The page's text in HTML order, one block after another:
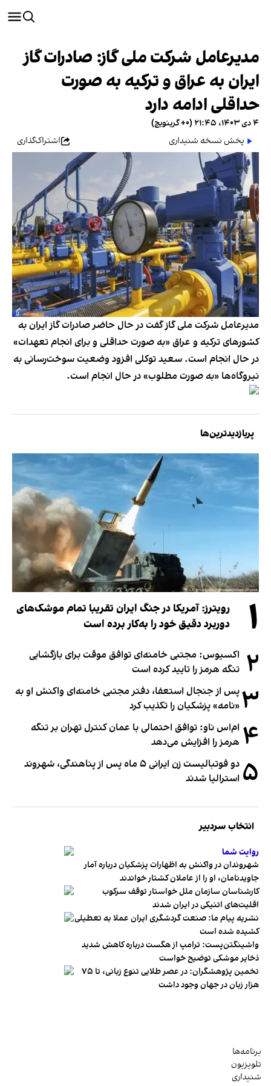
مدیرعامل شرکت ملی گاز: صادرات گاز
ایران به عراق و ترکیه به صورت
حداقلی ادامه دارد
۴ دی ۱۴۰۳، ۲۱:۴۵ (‎+۰ گرینویچ)
پخش نسخه شنیداری
اشتراک‌گذاری
مدیرعامل شرکت ملی گاز گفت در حال حاضر صادرات گاز ایران به
کشورهای ترکیه و عراق «به صورت حداقلی و برای انجام تعهدات»
در حال انجام است. سعید توکلی افزود وضعیت سوخت‌رسانی به
نیروگاه‌ها «به صورت مطلوب» در حال انجام است.
پربازدیدترین‌ها
۱
رویترز: آمریکا در جنگ ایران تقریبا تمام موشک‌های
دوربرد دقیق خود را به‌کار برده است
۲ اکسیوس: مجتبی خامنه‌ای توافق موقت برای بازگشایی
تنگه هرمز را تایید کرده است
۳پس از جنجال استعفا، دفتر مجتبی خامنه‌ای واکنش او به
«نامه» پزشکیان را تکذیب کرد
۴ ام‌اس ناو: توافق احتمالی با عمان کنترل تهران بر تنگه
هرمز را افزایش می‌دهد
۵
دو فوتبالیست زن ایرانی ۵ ماه پس از پناهندگی، شهروند
استرالیا شدند
انتخاب سردبیر
روایت شما
شهروندان در واکنش به اظهارات پزشکیان درباره آمار
جاویدنامان، او را از عاملان کشتار خواندند
کارشناسان سازمان ملل خواستار توقف سرکوب
اقلیت‌های اتنیکی در ایران شدند
نشریه پیام ما: صنعت گردشگری ایران عملا به تعطیلی
کشیده شده است
واشینگتن‌پست: ترامپ از هگست درباره کاهش شدید
ذخایر موشکی توضیح خواست
تخمین پژوهشگران: در عصر طلایی تنوع زبانی، تا ۷۵
هزار زبان در جهان وجود داشت
برنامه‌ها
تلویزیون
شنیداری